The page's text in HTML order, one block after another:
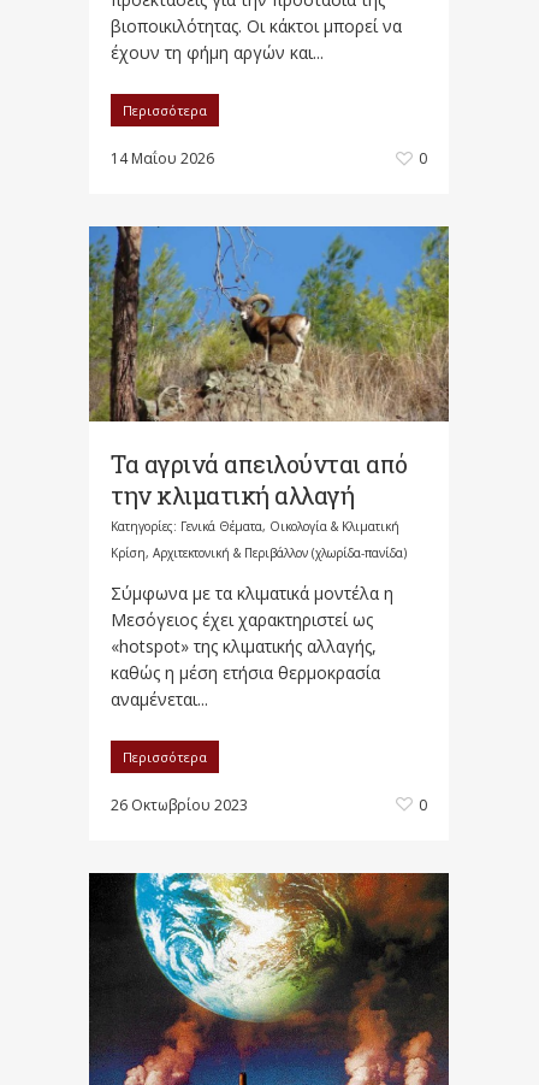
βιοποικιλότητας. Οι κάκτοι μπορεί να
έχουν τη φήμη αργών και...
Περισσότερα
14 Μαΐου 2026 0
Τα αγρινά απειλούνται από
την κλιματική αλλαγή
Κατηγορίες: Γενικά Θέματα, Οικολογία & Κλιματική
Κρίση, Αρχιτεκτονική & Περιβάλλον (χλωρίδα-πανίδα)
Σύμφωνα με τα κλιματικά μοντέλα η
Μεσόγειος έχει χαρακτηριστεί ως
«hotspot» της κλιματικής αλλαγής,
καθώς η μέση ετήσια θερμοκρασία
αναμένεται...
Περισσότερα
26 Οκτωβρίου 2023 0